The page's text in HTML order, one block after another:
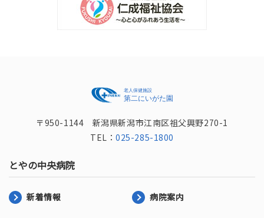
〒950-1144 新潟県新潟市江南区祖父興野270-1
TEL：025-285-1800
とやの中央病院
新着情報 病院案内